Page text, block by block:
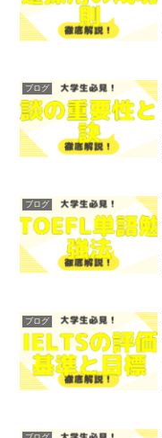
ブログ
ブログ
ブログ